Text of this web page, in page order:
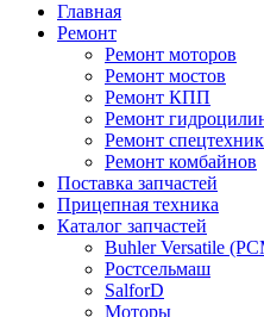
Главная
Ремонт
Ремонт моторов
Ремонт мостов
Ремонт КПП
Ремонт
Ремонт
Ремонт комбайнов
Поставка запчастей
Прицепная техника
Каталог запчастей
Buhler Versatile
Ростсельмаш
SalforD
Моторы